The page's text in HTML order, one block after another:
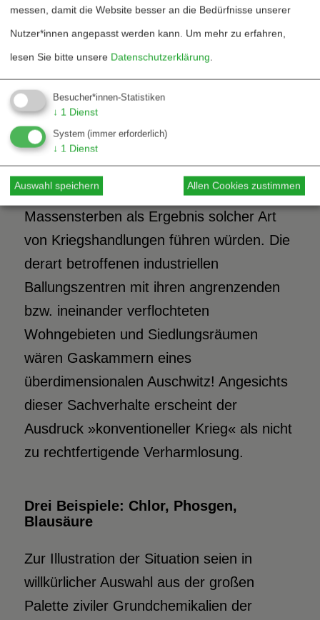
Artilleriebeschuß oder der Einsatz
herkömmlicher, mit Sprengstoffen
bestückter Raketensysteme und Bomben
hätte zur unmittelbaren Folge, daß aus
den Anlagen und Lagern eine Vielzahl von
industriellen Giften in solchen Mengen
freigesetzt würden, die zu einem
medizinisch-organisatorisch nicht mehr zu
beherrschenden, qualvollen
Massensterben als Ergebnis solcher Art
von Kriegshandlungen führen würden. Die
derart betroffenen industriellen
Ballungszentren mit ihren angrenzenden
bzw. ineinander verflochteten
Wohngebieten und Siedlungsräumen
wären Gaskammern eines
überdimensionalen Auschwitz! Angesichts
dieser Sachverhalte erscheint der
Ausdruck »konventioneller Krieg« als nicht
zu rechtfertigende Verharmlosung.
Drei Beispiele: Chlor, Phosgen,
Blausäure
Zur Illustration der Situation seien in
willkürlicher Auswahl aus der großen
Palette ziviler Grundchemikalien der
messen, damit die Website besser an die Bedürfnisse unserer
Nutzer*innen angepasst werden kann. Um mehr zu erfahren,
lesen Sie bitte unsere Datenschutzerklärung.
Besucher*innen-Statistiken
↓ 1 Dienst
System (immer erforderlich)
↓ 1 Dienst
Auswahl speichern Allen Cookies zustimmen